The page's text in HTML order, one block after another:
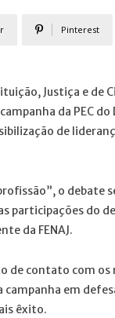
Pinterest
Justiça e de
da PEC do
de
o debate
participações do
da FENAJ.
de contato com os
em
êxito.